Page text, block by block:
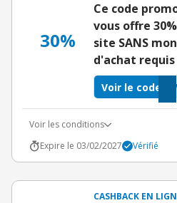
30%
Ce code
vous offre
site SANS
d'achat requis
Voir le code
Voir les conditions
Expire le 03/02/2027
Vérifié
CASHBACK EN